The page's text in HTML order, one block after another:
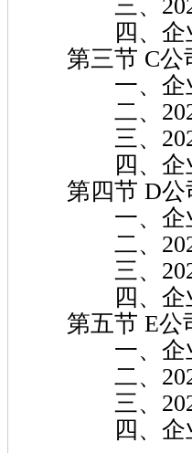
三、2022-
四、企业未
第三节 C公
一、企业
二、2022-
三、2022-
四、企业未
第四节 D公
一、企业
二、2022-
三、2022-
四、企业未
第五节 E公
一、企业
二、2022-
三、2022-
四、企业未